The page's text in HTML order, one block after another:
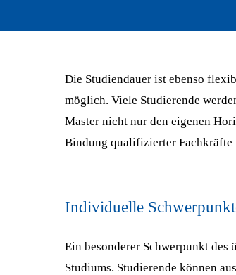
Die Studiendauer ist ebenso
möglich. Viele Studierende
Master nicht nur den eigenen
Bindung qualifizierter
Individuelle
Ein besonderer Schwerpunkt
Studiums. Studierende können